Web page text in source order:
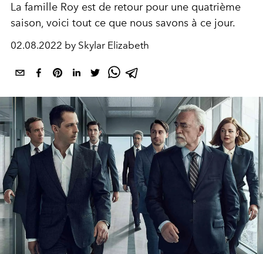
La famille Roy est de retour pour une quatrième
saison, voici tout ce que nous savons à ce jour.
02.08.2022 by Skylar Elizabeth